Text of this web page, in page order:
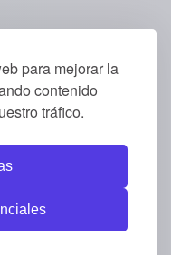
para mejorar la
contenido
tráfico.